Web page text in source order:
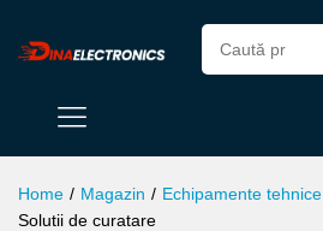
Home / Magazin / Echipamente tehnice
Solutii de curatare